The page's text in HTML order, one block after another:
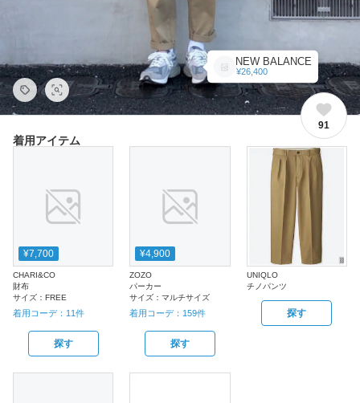
NEW BALANCE
¥26,400
91
着用アイテム
¥7,700
CHARI&CO
財布
サイズ： FREE
着用コーデ： 11件
探す
¥4,900
ZOZO
パーカー
サイズ：マルチサイズ
着用コーデ： 159件
探す
UNIQLO
チノパンツ
探す